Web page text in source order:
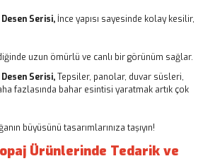
Serisi, İnce yapısı sayesinde kolay kesilir,
uzun ömürlü ve canlı bir görünüm sağlar.
Serisi,Tepsiler, panolar, duvar süsleri,
fazlasında bahar esintisi yaratmak artık çok
büyüsünü tasarımlarınıza taşıyın!
Ürünlerinde Tedarik ve